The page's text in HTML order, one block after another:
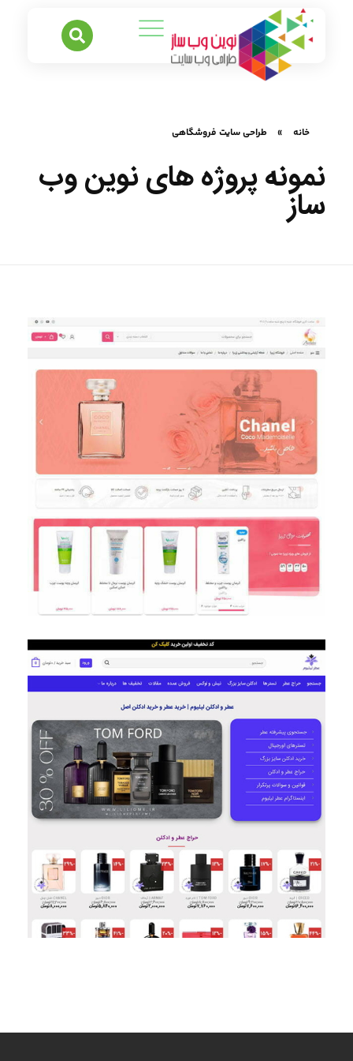
خانه » طراحی سایت فروشگاهی
نمونه پروژه های نوین وب
ساز